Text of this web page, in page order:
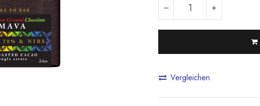
Vergleichen